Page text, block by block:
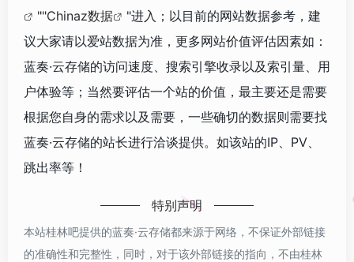
""Chinaz数据
"进入；以目前的网站数据参考，建
议大家请以爱站数据为准，更多网站价值评估因素如：
蓝奏·云存储的访问速度、搜索引擎收录以及索引量、用
户体验等；当然要评估一个站的价值，最主要还是需要
根据您自身的需求以及需要，一些确切的数据则需要找
蓝奏·云存储的站长进行洽谈提供。如该站的IP、PV、
跳出率等！
特别声明
本站桂林吧提供的蓝奏·云存储都来源于网络，不保证外部链接
的准确性和完整性，同时，对于该外部链接的指向，不由桂林